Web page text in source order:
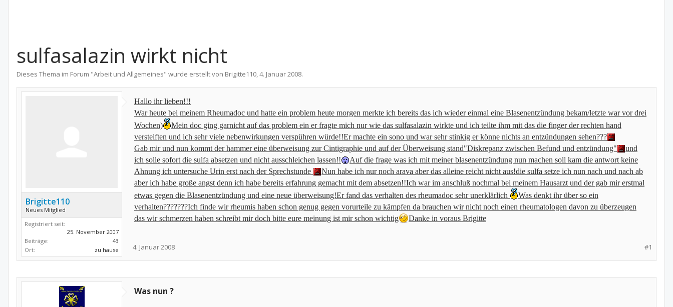
sulfasalazin wirkt nicht
Dieses Thema im Forum "Arbeit und Allgemeines" wurde erstellt von Brigitte110,4. Januar 2008.
Brigitte110
Neues Mitglied
Registriert seit:
25. November 2007
Beiträge:
43
Ort:
zu hause
Hallo ihr lieben!!!
War heute bei meinem Rheumadoc und hatte ein problem heute morgen merkte ich bereits das ich wieder einmal eine Blasenentzündung bekam/letzte war vor drei
Wochen)
Mein doc ging garnicht auf das problem ein er fragte mich nur wie das sulfasalazin wirkte und ich teilte ihm mit das die finger der rechten hand
versteiften und ich sehr viele nebenwirkungen verspühren würde!!Er machte ein sono und war sehr stinkig er könne nichts an entzündungen sehen???
Gab mir und nun kommt der hammer eine überweisung zur Cintigraphie und auf der Überweisung stand"Diskrepanz zwischen Befund und entzündung"
und
ich solle sofort die sulfa absetzen und nicht ausschleichen lassen!!
Auf die frage was ich mit meiner blasenentzündung nun machen soll kam die antwort keine
Ahnung ich untersuche Urin erst nach der Sprechstunde
Nun habe ich nur noch arava aber das alleine reicht nicht aus!die sulfa setze ich nun nach und nach ab
aber ich habe große angst denn ich habe bereits erfahrung gemacht mit dem absetzen!!Ich war im anschluß nochmal bei meinem Hausarzt und der gab mir erstmal
etwas gegen die Blasenentzündung und eine neue überweisung!Er fand das verhalten des rheumadoc sehr unerklärlich
Was denkt ihr über so ein
verhalten???????Ich finde wir rheumis haben schon genug gegen vorurteile zu kämpfen da brauchen wir nicht noch einen rheumatologen davon zu überzeugen
das wir schmerzen haben schreibt mir doch bitte eure meinung ist mir schon wichtig
Danke in voraus Brigitte
#1
4. Januar 2008
Was nun ?